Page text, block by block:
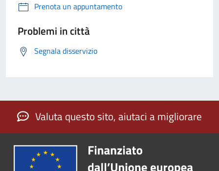
Prenota un appuntamento
Problemi in città
Segnala disservizio
Valuta questo sito, aiutaci a migliorare